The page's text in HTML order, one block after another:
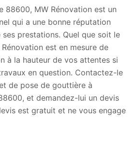
88600, MW Rénovation est un
qui a une bonne réputation
prestations. Quel que soit le
est en mesure de
à la hauteur de vos attentes si
en question. Contactez-le
de pose de gouttière à
et demandez-lui un devis
est gratuit et ne vous engage